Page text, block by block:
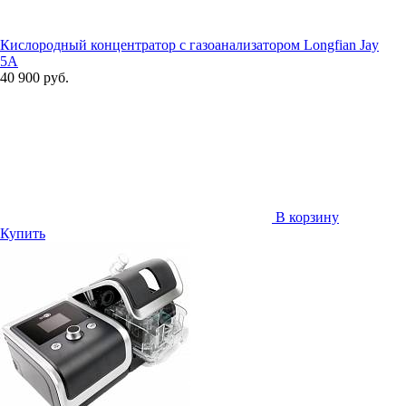
Кислородный концентратор с газоанализатором Longfian Jay
5A
40 900 руб.
В корзину
Купить